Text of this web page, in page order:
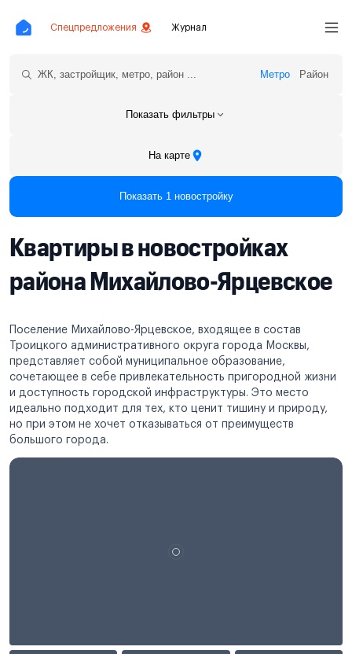
Спецпредложения Журнал
Метро Район
Показать фильтры
На карте
Показать 1 новостройку
Квартиры в новостройках
района Михайлово-Ярцевское
Поселение Михайлово-Ярцевское, входящее в состав
Троицкого административного округа города Москвы,
представляет собой муниципальное образование,
сочетающее в себе привлекательность пригородной жизни
и доступность городской инфраструктуры. Это место
идеально подходит для тех, кто ценит тишину и природу,
но при этом не хочет отказываться от преимуществ
большого города.